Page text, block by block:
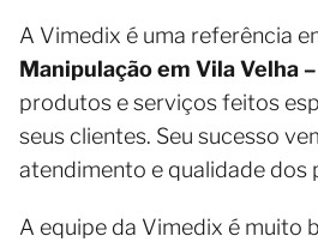
A Vimedix é uma referência
Manipulação em Vila Velha
produtos e serviços feitos
seus clientes. Seu sucesso
atendimento e qualidade dos
A equipe da Vimedix é muito